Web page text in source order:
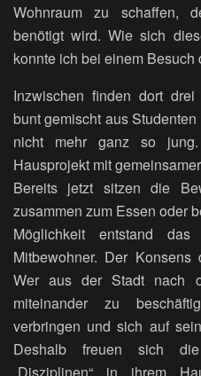
Wohnraum zu schaffen,
benötigt wird. Wie sich
konnte ich bei einem
Inzwischen finden dort drei
bunt gemischt aus
nicht mehr ganz so
Hausprojekt mit
Bereits jetzt sitzen die
zusammen zum Essen oder
Möglichkeit entstand
Mitbewohner. Der
Wer aus der Stadt nach
miteinander zu
verbringen und sich auf
Deshalb freuen sich die
„Disziplinen“ in ihrem